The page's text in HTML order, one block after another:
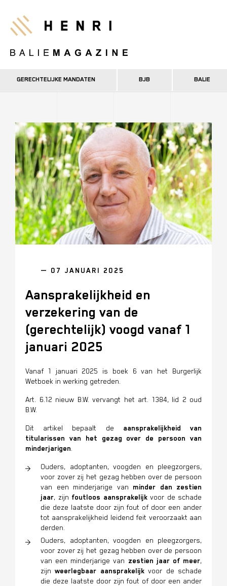
naar
inhoud
Henri
GERECHTELIJKE MANDATEN BJB BALIE
— 07 JANUARI 2025
Aansprakelijkheid en
verzekering van de
(gerechtelijk) voogd vanaf 1
januari 2025
Vanaf 1 januari 2025 is boek 6 van het Burgerlijk
Wetboek in werking getreden.
Art. 6.12 nieuw B.W. vervangt het art. 1384, lid 2 oud
B.W.
Dit artikel bepaalt de aansprakelijkheid van
titularissen
van het gezag over de persoon van
minderjarigen.
Ouders, adoptanten, voogden en pleegzorgers,
voor zover zij het gezag hebben over de persoon
van een minderjarige van minder dan zestien
jaar, zijn foutloos aansprakelijk voor de schade
die deze laatste door zijn fout of door een ander
tot aansprakelijkheid leidend feit veroorzaakt aan
derden.
Ouders, adoptanten, voogden en pleegzorgers,
voor zover zij het gezag hebben over de persoon
van een minderjarige van zestien jaar of meer,
zijnweerlegbaar aansprakelijkvoor de schade
die deze laatste door zijn fout of door een ander